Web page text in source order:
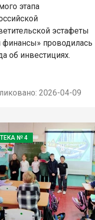
этапа
эстафеты
проводилась
об инвестициях.
2026-04-09
№ 4